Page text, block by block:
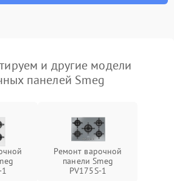
и другие модели
панелей Smeg
Ремонт варочной
панели Smeg
PV175S-1